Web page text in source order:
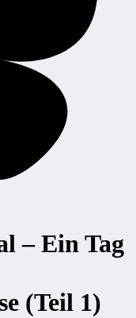
– Ein Tag
(Teil 1)